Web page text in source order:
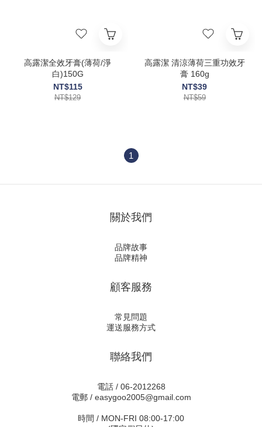
高露潔全效牙膏(薄荷/淨
白)150G
NT$115
NT$129
高露潔 清涼薄荷三重功效牙
膏 160g
NT$39
NT$59
1
關於我們
品牌故事
品牌精神
顧客服務
常見問題
運送服務方式
聯絡我們
電話 / 06-2012268
電郵 / easygoo2005@gmail.com
時間 / MON-FRI 08:00-17:00